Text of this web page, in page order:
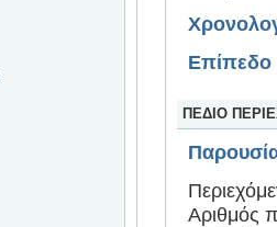
Επίπεδο
ΠΕΔΙΟ
Αριθμός